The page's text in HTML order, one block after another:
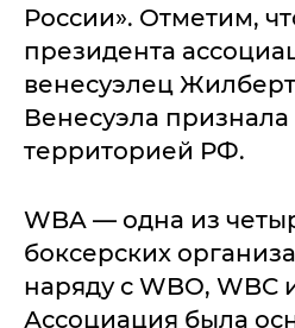
России». Отметим,
президента
венесуэлец
Венесуэла
территорией РФ.
WBA — одна из
боксерских
наряду с WBO, WBC
Ассоциация была